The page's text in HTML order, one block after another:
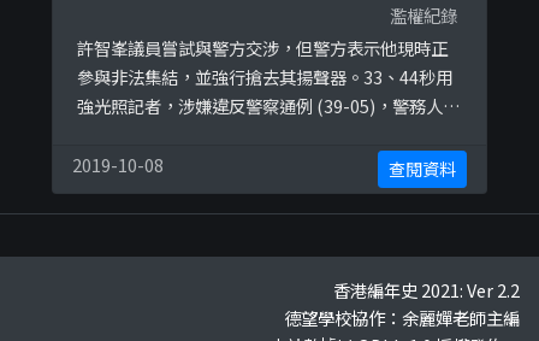
濫權紀錄
許智峯議員嘗試與警方交涉，但警方表示他現時正
參與非法集結，並強行搶去其揚聲器。33、44秒用
強光照記者，涉嫌違反警察通例 (39-05)，警務人員
2019-10-08
查閱資料
香港編年史 2021: Ver 2.2
德望學校協作：余麗嬋老師主編